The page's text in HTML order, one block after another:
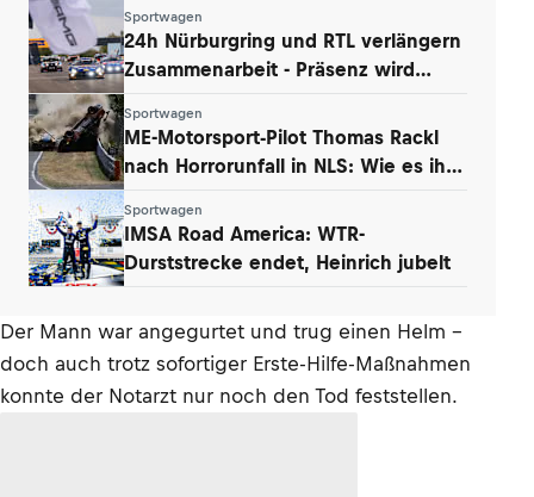
Sportwagen
24h Nürburgring und RTL verlängern
Zusammenarbeit - Präsenz wird
Sportwagen
ME-Motorsport-Pilot Thomas Rackl
nach Horrorunfall in NLS: Wie es ihm
Sportwagen
IMSA Road America: WTR-
Durststrecke endet, Heinrich jubelt
Der Mann war angegurtet und trug einen Helm –
doch auch trotz sofortiger Erste-Hilfe-Maßnahmen
konnte der Notarzt nur noch den Tod feststellen.